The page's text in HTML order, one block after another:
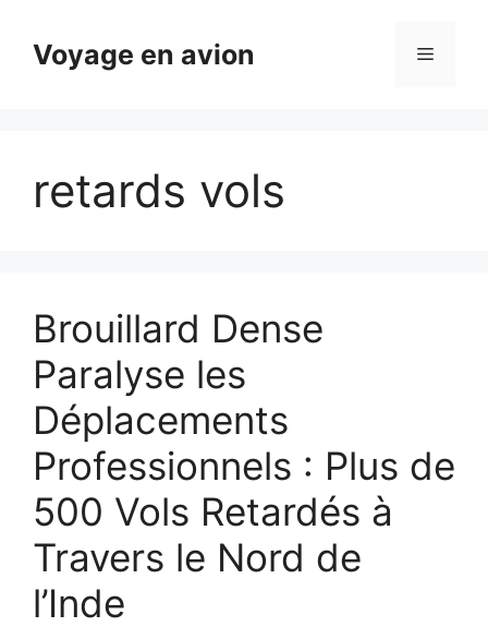
contenuVoyage en avion Menu
retards vols
Brouillard Dense
Paralyse les
Déplacements
Professionnels : Plus de
500 Vols Retardés à
Travers le Nord de
l’Inde